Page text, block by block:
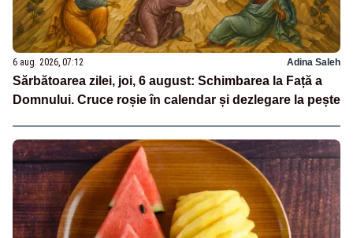
6 aug. 2026, 07:12 Adina Saleh
Sărbătoarea zilei, joi, 6 august: Schimbarea la Față a
Domnului. Cruce roșie în calendar și dezlegare la pește